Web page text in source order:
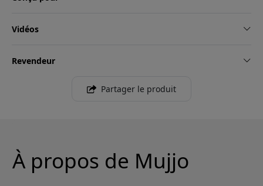
Vidéos
Revendeur
Partager le produit
À propos de Mujjo